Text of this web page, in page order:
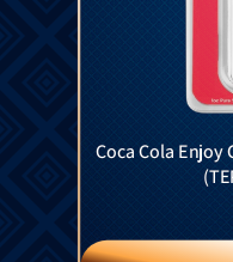
Coca Cola Enjoy